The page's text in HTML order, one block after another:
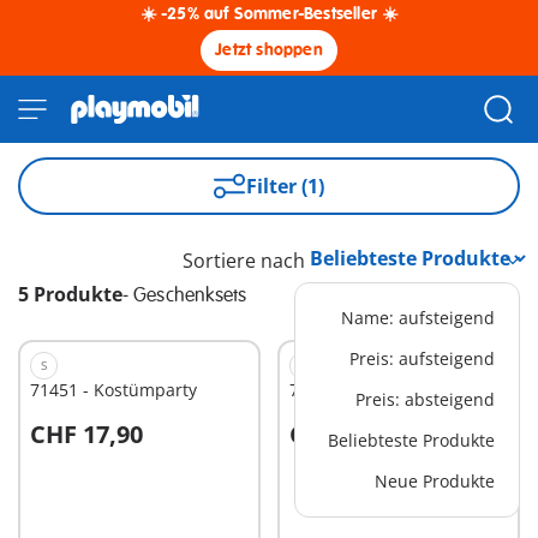
☀️ -25% auf Sommer-Bestseller ☀️
Jetzt shoppen
Filter (1)
5 Produkte- Geschenksets
Sortiere nach
Name: aufsteigend
Preis: aufsteigend
Preis: absteigend
Beliebteste Produkte
Neue Produkte
S
71451 - Kostümparty
CHF 17,90
71447 - Rittergeburtstag
CHF 17,90
verfügbar